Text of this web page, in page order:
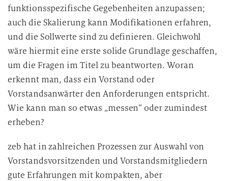
funktionsspezifische Gegebenheiten anzupassen;
auch die Skalierung kann Modifikationen erfahren,
und die Sollwerte sind zu definieren. Gleichwohl
wäre hiermit eine erste solide Grundlage geschaffen,
um die Fragen im Titel zu beantworten. Woran
erkennt man, dass ein Vorstand oder
Vorstandsanwärter den Anforderungen entspricht.
Wie kann man so etwas „messen“ oder zumindest
erheben?
zeb hat in zahlreichen Prozessen zur Auswahl von
Vorstandsvorsitzenden und Vorstandsmitgliedern
gute Erfahrungen mit kompakten, aber